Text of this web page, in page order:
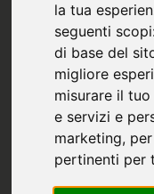
la tua
seguenti
di base del
migliore
misurare il
e servizi e
marketing,
pertinenti per